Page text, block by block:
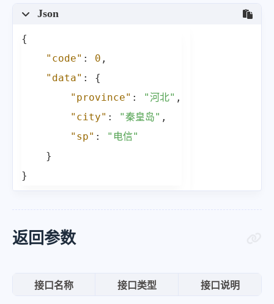
Json
{
"code" : 0 ,
"data" :
{
"province" : "河北" ,
"city" : "秦皇岛" ,
"sp" :
"电信"
}
}
返回参数
接口名称 接口类型 接口说明